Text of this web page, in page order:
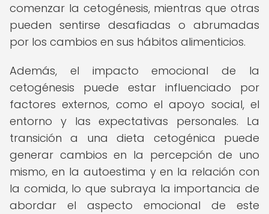
comenzar la cetogénesis, mientras que otras
pueden sentirse desafiadas o abrumadas
por los cambios en sus hábitos alimenticios.
Además, el impacto emocional de la
cetogénesis puede estar influenciado por
factores externos, como el apoyo social, el
entorno y las expectativas personales. La
transición a una dieta cetogénica puede
generar cambios en la percepción de uno
mismo, en la autoestima y en la relación con
la comida, lo que subraya la importancia de
abordar el aspecto emocional de este